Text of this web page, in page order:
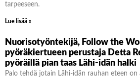
tarpeeseen.
Lue lisää »
Nuorisotyöntekijä, Follow the
pyöräkiertueen perustaja Detta
pyöräillä pian taas Lähi-idän halki
Palo tehdä jotain Lähi-idän rauhan eteen on